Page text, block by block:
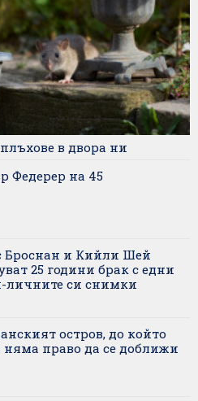
в двора ни
Федерер на 45
Броснан и Кийли Шей
25 години брак с едни
личните си снимки
остров, до който
право да се доближи